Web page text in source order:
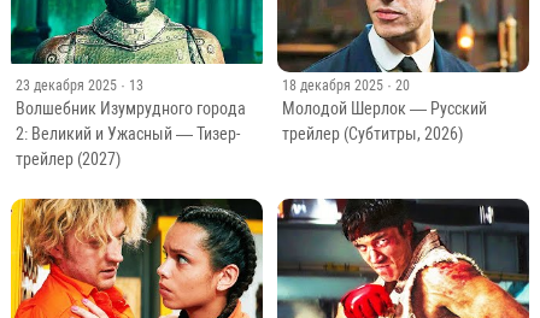
23 декабря 2025 · 13
Волшебник Изумрудного города
2: Великий и Ужасный — Тизер-
трейлер (2027)
18 декабря 2025 · 20
Молодой Шерлок — Русский
трейлер (Субтитры, 2026)